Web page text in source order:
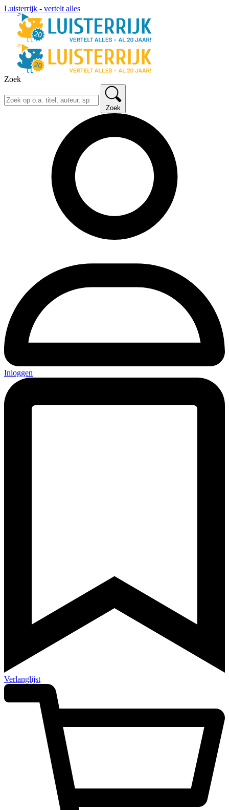
Luisterrijk - vertelt alles
Zoek
Zoek
Inloggen
Verlanglijst